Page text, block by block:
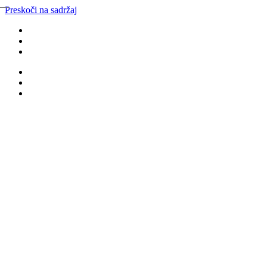
Preskoči na sadržaj